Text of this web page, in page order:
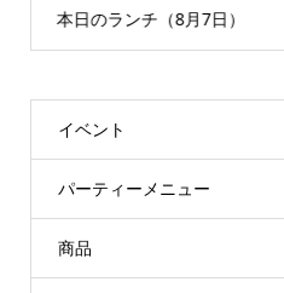
本日のランチ（8月7日）
イベント
パーティーメニュー
商品